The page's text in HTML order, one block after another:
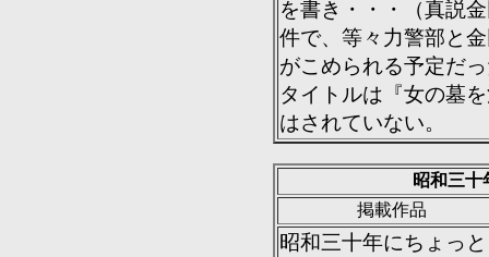
を書き・・・（真説
件で、等々力警部と
がこめられる予定だ
タイトルは『女の墓
はされていない。
昭和三
掲載作品
昭和三十年にちょっ